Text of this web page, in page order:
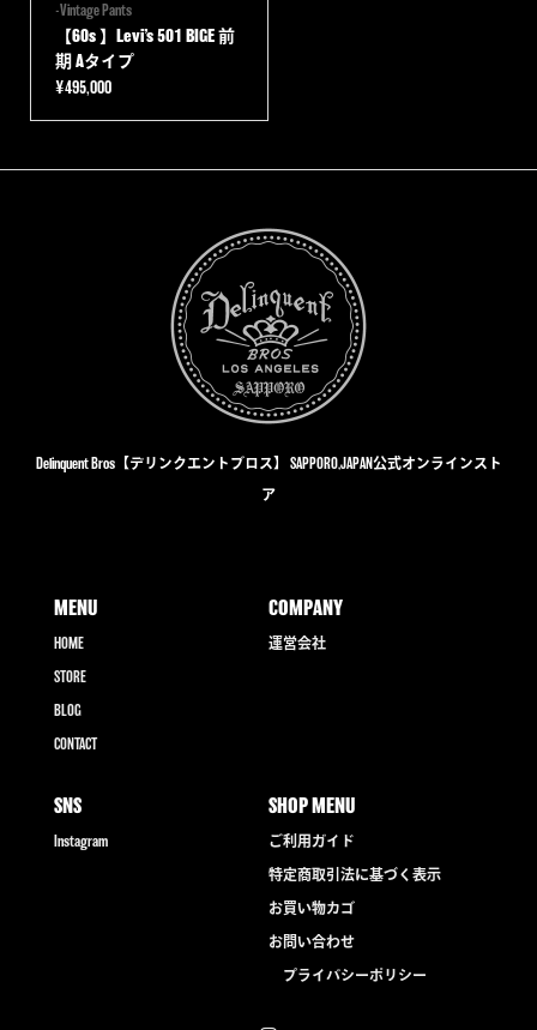
-Vintage Pants
‎【60s 】Levi’s 501 BIGE 前
期 Aタイプ
¥495,000
Delinquent Bros【デリンクエントブロス】 SAPPORO,JAPAN公式オンラインスト
ア
MENU
HOME
STORE
BLOG
CONTACT
COMPANY
運営会社
SNS
Instagram
SHOP MENU
ご利用ガイド
特定商取引法に基づく表示
お買い物カゴ
お問い合わせ
プライバシーポリシー